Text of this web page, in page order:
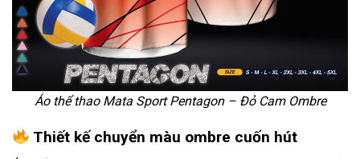
Áo thể thao Mata Sport Pentagon – Đỏ Cam Ombre
Thiết kế chuyển màu ombre cuốn hút